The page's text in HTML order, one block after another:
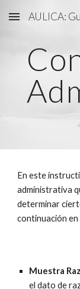
Skip to main
AULICA:
En este
administrativa
determinar
continuación
Muestra
el dato de